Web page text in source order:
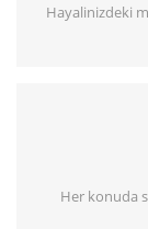
Hayalinizdeki
Her konuda